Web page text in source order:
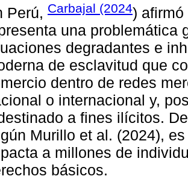
Perú, Carbajal (2024)
una problemática
degradantes e
de esclavitud que
dentro de redes
o internacional y,
a fines ilícitos.
Murillo et al. (2024),
a millones de
básicos.